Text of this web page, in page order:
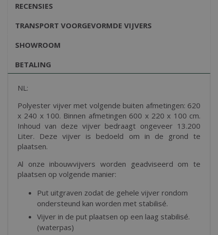
RECENSIES
TRANSPORT VOORGEVORMDE VIJVERS
SHOWROOM
BETALING
NL:
Polyester vijver met volgende buiten afmetingen: 620
x 240 x 100. Binnen afmetingen 600 x 220 x 100 cm.
Inhoud van deze vijver bedraagt ongeveer 13.200
Liter. Deze vijver is bedoeld om in de grond te
plaatsen.
Al onze inbouwvijvers worden geadviseerd om te
plaatsen op volgende manier:
Put uitgraven zodat de gehele vijver rondom
ondersteund kan worden met stabilisé.
Vijver in de put plaatsen op een laag stabilisé.
(waterpas)